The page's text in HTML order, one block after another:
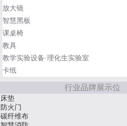
放大镜
智慧黑板
课桌椅
教具
教学实验设备·理化生实验室
卡纸
行业品牌展示位
床垫
防火门
碳纤维布